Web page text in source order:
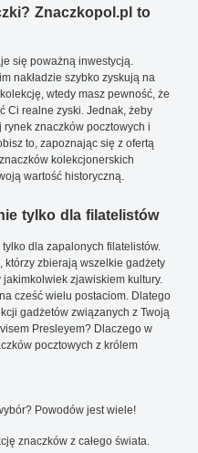
Znaczkopol.pl to
się poważną inwestycją.
nakładzie szybko zyskują na
wtedy masz pewność, że
Ci realne zyski. Jednak, żeby
znaczków pocztowych i
to, zapoznając się z ofertą
kolekcjonerskich
wartość historyczną.
tylko dla filatelistów
dla zapalonych filatelistów.
którzy zbierają wszelkie gadżety
zjawiskiem kultury.
cześć wielu postaciom. Dlatego
gadżetów związanych z Twoją
Presleyem? Dlaczego w
pocztowych z królem
Powodów jest wiele!
znaczków z całego świata.